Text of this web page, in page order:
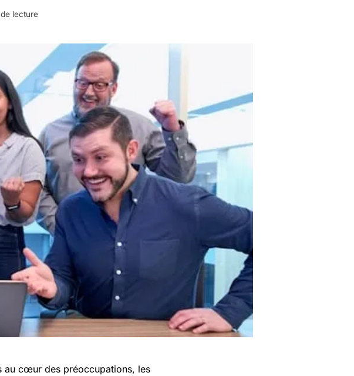
lecture
au cœur des préoccupations, les